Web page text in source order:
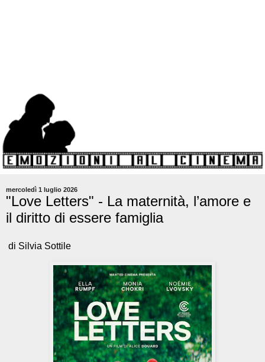
mercoledì 1 luglio 2026
"Love Letters" - La maternità, l’amore e
il diritto di essere famiglia
di Silvia Sottile